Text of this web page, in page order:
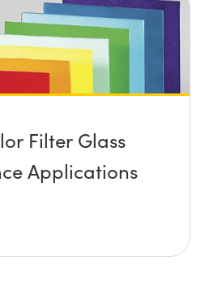
Filter Glass
Applications